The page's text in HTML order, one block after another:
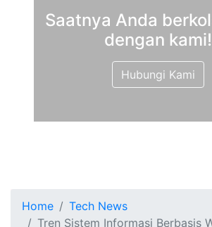
Saatnya Anda
dengan kami!
Hubungi Kami
Home
Tech News
Tren Sistem Informasi Berbasis